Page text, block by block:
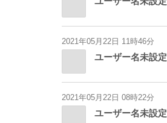
2021年05月22日 11時46分
ユーザー名未設定
2021年05月22日 08時22分
ユーザー名未設定